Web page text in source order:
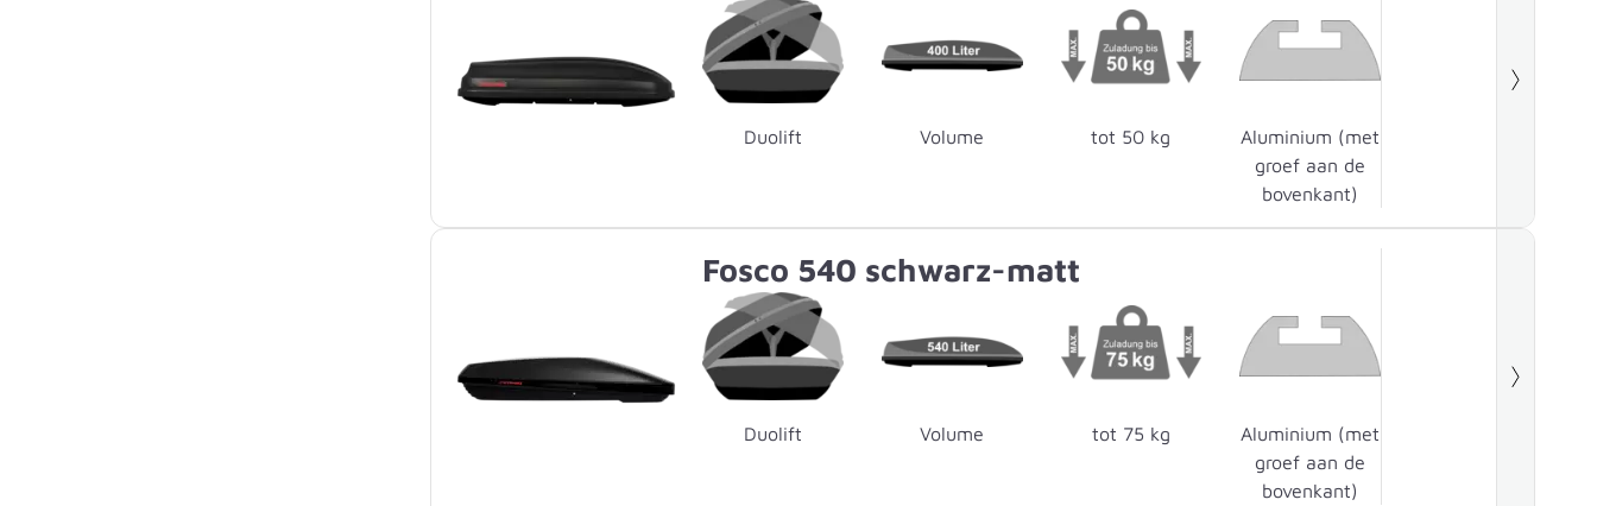
Duolift Volume tot 50 kg
Aluminium (met
groef aan de
bovenkant)
Fosco 540 schwarz-matt
Duolift Volume tot 75 kg
Aluminium (met
groef aan de
bovenkant)